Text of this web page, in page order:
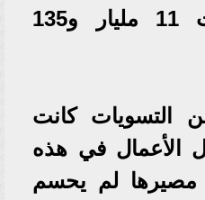
خلال عدة سنوات 11 مليار و135
التسويات كانت
الأعمال في هذه
مصيرها لم يحسم